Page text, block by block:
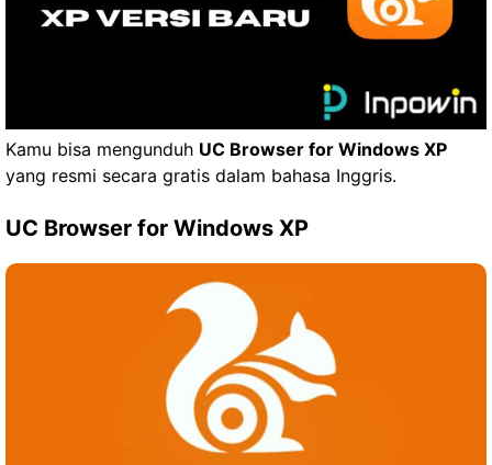
Kamu bisa mengunduh UC Browser for Windows XP
yang resmi secara gratis dalam bahasa Inggris.
UC Browser for Windows XP